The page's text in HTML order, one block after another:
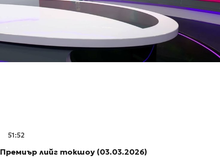
51:52
Премиър лийг токшоу (03.03.2026)